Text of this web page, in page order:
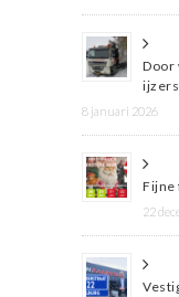
Door
8 januari 2026
Fijne
22